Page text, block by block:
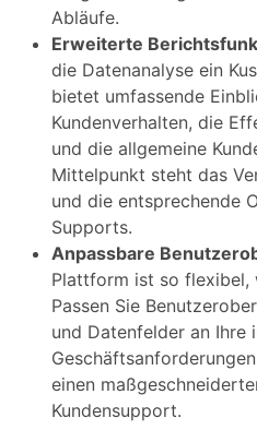
Abläufe.
Erweiterte
die Datenanalyse ein
bietet umfassende
Kundenverhalten, die
und die allgemeine
Mittelpunkt steht das
und die entsprechende
Supports.
Anpassbare
Plattform ist so flexibel,
Passen Sie
und Datenfelder an Ihre
einen
Kundensupport.